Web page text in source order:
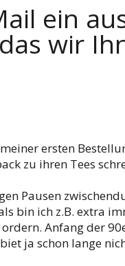
ein
wir
ersten
zu ihren Tees
Pausen
bin ich z.B. extra
Anfang der
ja schon lange